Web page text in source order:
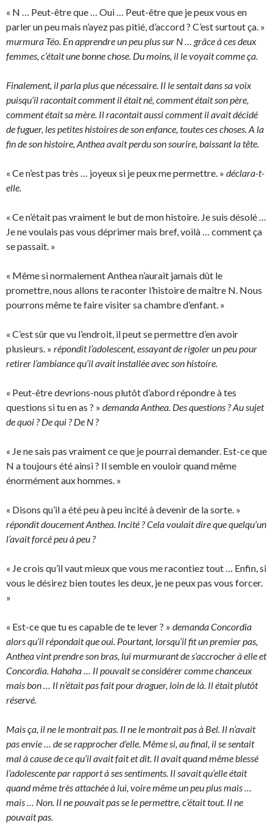
« N … Peut-être que … Oui … Peut-être que je peux vous en
parler un peu mais n’ayez pas pitié, d’accord ? C’est surtout ça. »
murmura Téo. En apprendre un peu plus sur N … grâce à ces deux
femmes, c’était une bonne chose. Du moins, il le voyait comme ça.
Finalement, il parla plus que nécessaire. Il le sentait dans sa voix
puisqu’il racontait comment il était né, comment était son père,
comment était sa mère. Il racontait aussi comment il avait décidé
de fuguer, les petites histoires de son enfance, toutes ces choses. A la
fin de son histoire, Anthea avait perdu son sourire, baissant la tête.
« Ce n’est pas très … joyeux si je peux me permettre. » déclara-t-
elle.
« Ce n’était pas vraiment le but de mon histoire. Je suis désolé …
Je ne voulais pas vous déprimer mais bref, voilà … comment ça
se passait. »
« Même si normalement Anthea n’aurait jamais dût le
promettre, nous allons te raconter l’histoire de maître N. Nous
pourrons même te faire visiter sa chambre d’enfant. »
« C’est sûr que vu l’endroit, il peut se permettre d’en avoir
plusieurs. » répondit l’adolescent, essayant de rigoler un peu pour
retirer l’ambiance qu’il avait installée avec son histoire.
« Peut-être devrions-nous plutôt d’abord répondre à tes
questions si tu en as ? » demanda Anthea. Des questions ? Au sujet
de quoi ? De qui ? De N ?
« Je ne sais pas vraiment ce que je pourrai demander. Est-ce que
N a toujours été ainsi ? Il semble en vouloir quand même
énormément aux hommes. »
« Disons qu’il a été peu à peu incité à devenir de la sorte. »
répondit doucement Anthea. Incité ? Cela voulait dire que quelqu’un
l’avait forcé peu à peu ?
« Je crois qu’il vaut mieux que vous me racontiez tout … Enfin, si
vous le désirez bien toutes les deux, je ne peux pas vous forcer.
»
« Est-ce que tu es capable de te lever ? » demanda Concordia
alors qu’il répondait que oui. Pourtant, lorsqu’il fit un premier pas,
Anthea vint prendre son bras, lui murmurant de s’accrocher à elle et
Concordia. Hahaha … Il pouvait se considérer comme chanceux
mais bon … Il n’était pas fait pour draguer, loin de là. Il était plutôt
réservé.
Mais ça, il ne le montrait pas. Il ne le montrait pas à Bel. Il n’avait
pas envie … de se rapprocher d’elle. Même si, au final, il se sentait
mal à cause de ce qu’il avait fait et dit. Il avait quand même blessé
l’adolescente par rapport à ses sentiments. Il savait qu’elle était
quand même très attachée à lui, voire même un peu plus mais …
mais … Non. Il ne pouvait pas se le permettre, c’était tout. Il ne
pouvait pas.